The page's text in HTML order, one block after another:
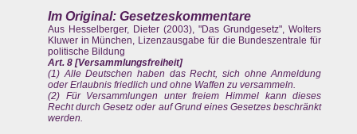
Im Original: Gesetzeskommentare
Aus Hesselberger, Dieter (2003), "Das Grundgesetz", Wolters
Kluwer in München, Lizenzausgabe für die Bundeszentrale für
politische Bildung
Art. 8 [Versammlungsfreiheit]
(1) Alle Deutschen haben das Recht, sich ohne Anmeldung
oder Erlaubnis friedlich und ohne Waffen zu versammeln.
(2) Für Versammlungen unter freiem Himmel kann dieses
Recht durch Gesetz oder auf Grund eines Gesetzes beschränkt
werden.